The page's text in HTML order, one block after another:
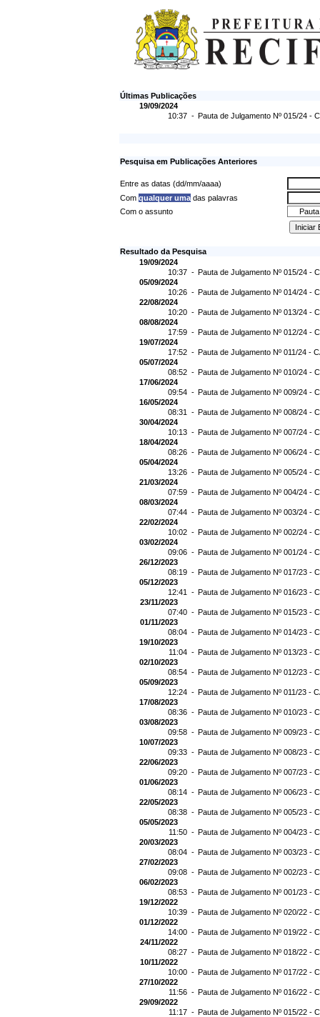
Últimas Publicações
19/09/2024
10:37 - Pauta de Julgamento Nº 015/24 -
Pesquisa em Publicações Anteriores
Entre as datas (dd/mm/aaaa)
Com qualquer uma das palavras
Com o assunto
Resultado da Pesquisa
19/09/2024
10:37 - Pauta de Julgamento Nº 015/24 -
05/09/2024
10:26 - Pauta de Julgamento Nº 014/24 -
22/08/2024
10:20 - Pauta de Julgamento Nº 013/24 -
08/08/2024
17:59 - Pauta de Julgamento Nº 012/24 -
19/07/2024
17:52 - Pauta de Julgamento Nº 011/24 -
05/07/2024
08:52 - Pauta de Julgamento Nº 010/24 -
17/06/2024
09:54 - Pauta de Julgamento Nº 009/24 -
16/05/2024
08:31 - Pauta de Julgamento Nº 008/24 -
30/04/2024
10:13 - Pauta de Julgamento Nº 007/24 -
18/04/2024
08:26 - Pauta de Julgamento Nº 006/24 -
05/04/2024
13:26 - Pauta de Julgamento Nº 005/24 -
21/03/2024
07:59 - Pauta de Julgamento Nº 004/24 -
08/03/2024
07:44 - Pauta de Julgamento Nº 003/24 -
22/02/2024
10:02 - Pauta de Julgamento Nº 002/24 -
03/02/2024
09:06 - Pauta de Julgamento Nº 001/24 -
26/12/2023
08:19 - Pauta de Julgamento Nº 017/23 -
05/12/2023
12:41 - Pauta de Julgamento Nº 016/23 -
23/11/2023
07:40 - Pauta de Julgamento Nº 015/23 -
01/11/2023
08:04 - Pauta de Julgamento Nº 014/23 -
19/10/2023
11:04 - Pauta de Julgamento Nº 013/23 -
02/10/2023
08:54 - Pauta de Julgamento Nº 012/23 -
05/09/2023
12:24 - Pauta de Julgamento Nº 011/23 -
17/08/2023
08:36 - Pauta de Julgamento Nº 010/23 -
03/08/2023
09:58 - Pauta de Julgamento Nº 009/23 -
10/07/2023
09:33 - Pauta de Julgamento Nº 008/23 -
22/06/2023
09:20 - Pauta de Julgamento Nº 007/23 -
01/06/2023
08:14 - Pauta de Julgamento Nº 006/23 -
22/05/2023
08:38 - Pauta de Julgamento Nº 005/23 -
05/05/2023
11:50 - Pauta de Julgamento Nº 004/23 -
20/03/2023
08:04 - Pauta de Julgamento Nº 003/23 -
27/02/2023
09:08 - Pauta de Julgamento Nº 002/23 -
06/02/2023
08:53 - Pauta de Julgamento Nº 001/23 -
19/12/2022
10:39 - Pauta de Julgamento Nº 020/22 -
01/12/2022
14:00 - Pauta de Julgamento Nº 019/22 -
24/11/2022
08:27 - Pauta de Julgamento Nº 018/22 -
10/11/2022
10:00 - Pauta de Julgamento Nº 017/22 -
27/10/2022
11:56 - Pauta de Julgamento Nº 016/22 -
29/09/2022
11:17 - Pauta de Julgamento Nº 015/22 -